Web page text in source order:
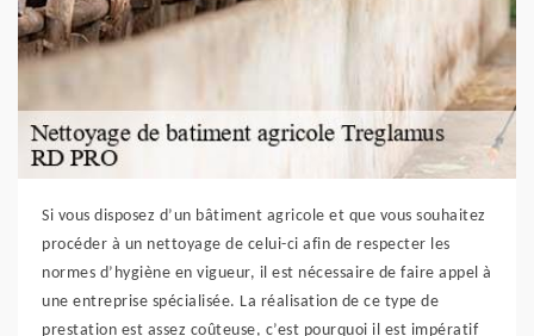
Si vous disposez d’un bâtiment agricole et que vous souhaitez
procéder à un nettoyage de celui-ci afin de respecter les
normes d’hygiène en vigueur, il est nécessaire de faire appel à
une entreprise spécialisée. La réalisation de ce type de
prestation est assez coûteuse, c’est pourquoi il est impératif